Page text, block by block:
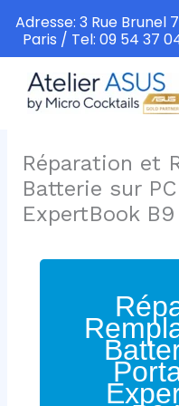
contenu
Réparation et
Batterie sur
ExpertBook
Adresse: 3 Rue Brunel
Paris / Tel: 09 54 37